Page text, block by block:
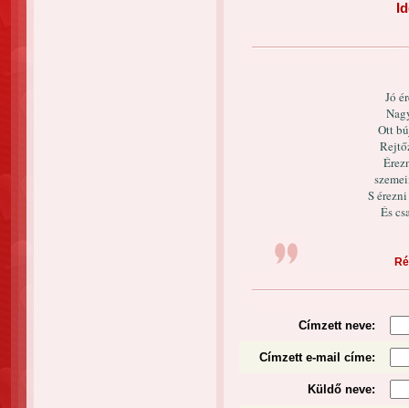
Jó
Ott
S
És
Címzett neve:
Címzett e-mail címe:
Küldő neve: